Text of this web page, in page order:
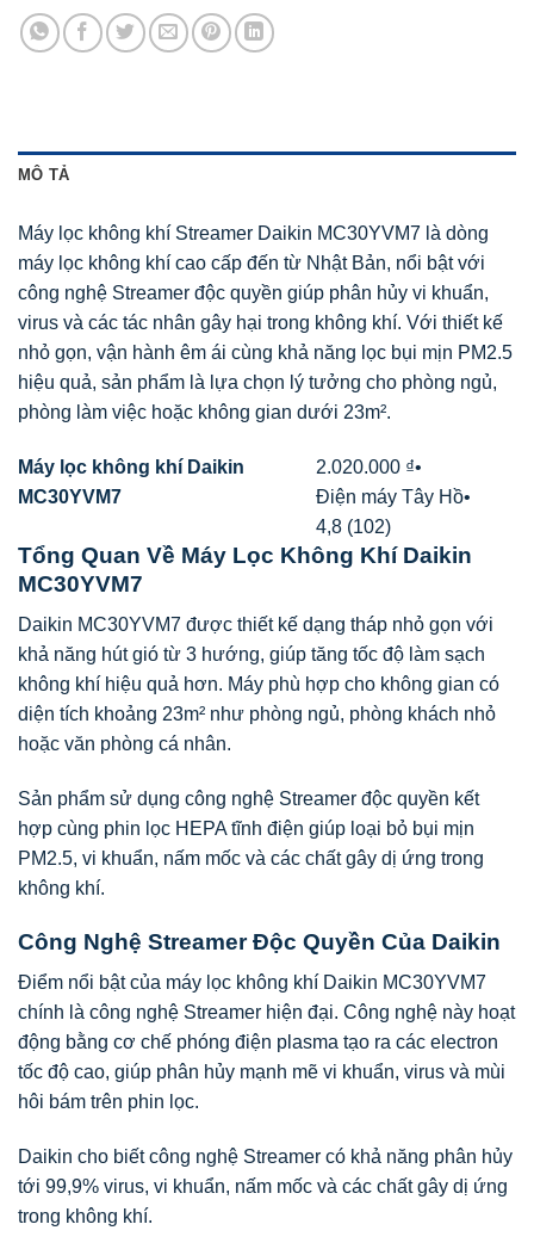
MÔ TẢ
Máy lọc không khí Streamer Daikin MC30YVM7 là dòng
máy lọc không khí cao cấp đến từ Nhật Bản, nổi bật với
công nghệ Streamer độc quyền giúp phân hủy vi khuẩn,
virus và các tác nhân gây hại trong không khí. Với thiết kế
nhỏ gọn, vận hành êm ái cùng khả năng lọc bụi mịn PM2.5
hiệu quả, sản phẩm là lựa chọn lý tưởng cho phòng ngủ,
phòng làm việc hoặc không gian dưới 23m².
Máy lọc không khí Daikin
MC30YVM7
2.020.000 ₫•
Điện máy Tây Hồ•
4,8 (102)
Tổng Quan Về Máy Lọc Không Khí Daikin
MC30YVM7
Daikin MC30YVM7 được thiết kế dạng tháp nhỏ gọn với
khả năng hút gió từ 3 hướng, giúp tăng tốc độ làm sạch
không khí hiệu quả hơn. Máy phù hợp cho không gian có
diện tích khoảng 23m² như phòng ngủ, phòng khách nhỏ
hoặc văn phòng cá nhân.
Sản phẩm sử dụng công nghệ Streamer độc quyền kết
hợp cùng phin lọc HEPA tĩnh điện giúp loại bỏ bụi mịn
PM2.5, vi khuẩn, nấm mốc và các chất gây dị ứng trong
không khí.
Công Nghệ Streamer Độc Quyền Của Daikin
Điểm nổi bật của máy lọc không khí Daikin MC30YVM7
chính là công nghệ Streamer hiện đại. Công nghệ này hoạt
động bằng cơ chế phóng điện plasma tạo ra các electron
tốc độ cao, giúp phân hủy mạnh mẽ vi khuẩn, virus và mùi
hôi bám trên phin lọc.
Daikin cho biết công nghệ Streamer có khả năng phân hủy
tới 99,9% virus, vi khuẩn, nấm mốc và các chất gây dị ứng
trong không khí.